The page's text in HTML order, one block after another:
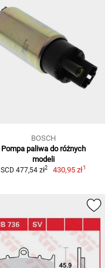
BOSCH
Pompa paliwa do różnych
modeli
SCD 477,54 zł2 430,95 zł1